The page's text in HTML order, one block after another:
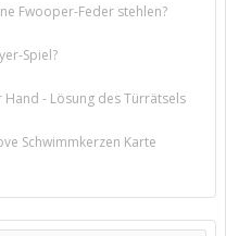
Fwooper-Feder stehlen?
Spiel?
Hand - Lösung des Türrätsels
Schwimmkerzen Karte